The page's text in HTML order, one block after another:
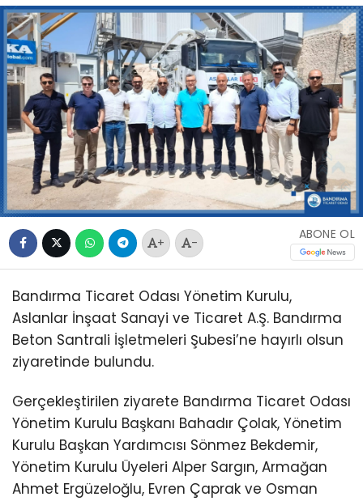
+ -
ABONE OL
Bandırma Ticaret Odası Yönetim Kurulu,
Aslanlar İnşaat Sanayi ve Ticaret A.Ş. Bandırma
Beton Santrali İşletmeleri Şubesi’ne hayırlı olsun
ziyaretinde bulundu.
Gerçekleştirilen ziyarete Bandırma Ticaret Odası
Yönetim Kurulu Başkanı Bahadır Çolak, Yönetim
Kurulu Başkan Yardımcısı Sönmez Bekdemir,
Yönetim Kurulu Üyeleri Alper Sargın, Armağan
Ahmet Ergüzeloğlu, Evren Çaprak ve Osman